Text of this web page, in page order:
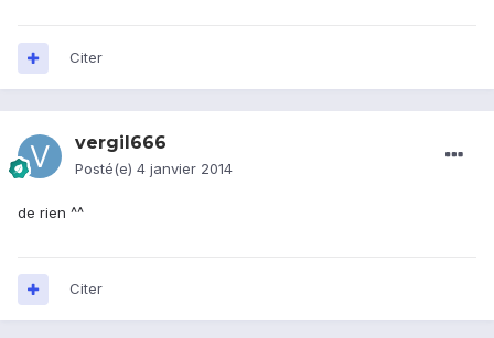
Citer
vergil666
Posté(e) 4 janvier 2014
de rien ^^
Citer